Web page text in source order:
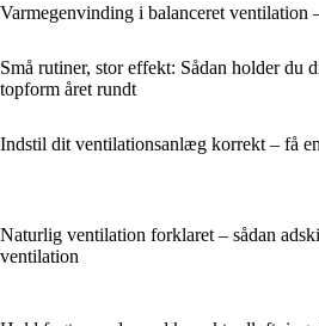
Varmegenvinding i balanceret ventilation
Små rutiner, stor effekt: Sådan holder du
topform året rundt
Indstil dit ventilationsanlæg korrekt – få
Naturlig ventilation forklaret – sådan
ventilation